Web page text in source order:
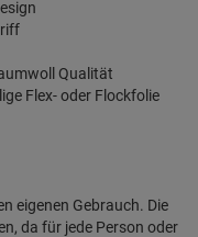
Qualität
Flex- oder Flockfolie
eigenen Gebrauch. Die
da für jede Person oder